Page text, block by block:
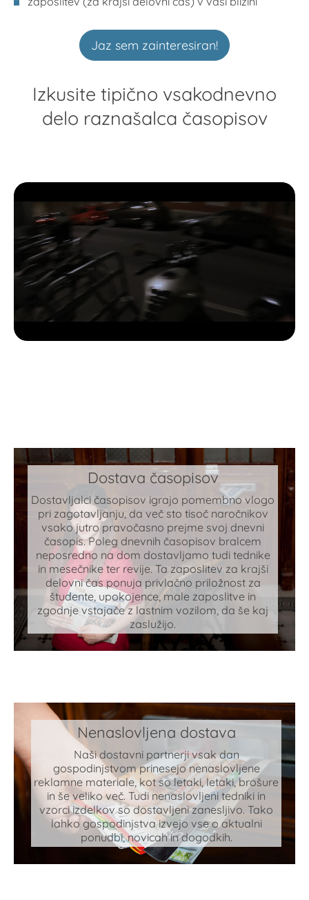
Jaz sem zainteresiran!
Izkusite tipično vsakodnevno
delo raznašalca časopisov
Dostava časopisov
Dostavljalci časopisov igrajo pomembno vlogo
pri zagotavljanju, da več sto tisoč naročnikov
vsako jutro pravočasno prejme svoj dnevni
časopis. Poleg dnevnih časopisov bralcem
neposredno na dom dostavljamo tudi tednike
in mesečnike ter revije. Ta zaposlitev za krajši
delovni čas ponuja privlačno priložnost za
študente, upokojence, male zaposlitve in
zgodnje vstajače z lastnim vozilom, da še kaj
zaslužijo.
Nenaslovljena dostava
Naši dostavni partnerji vsak dan
gospodinjstvom prinesejo nenaslovljene
reklamne materiale, kot so letaki, letaki, brošure
in še veliko več. Tudi nenaslovljeni tedniki in
vzorci izdelkov so dostavljeni zanesljivo. Tako
lahko gospodinjstva izvejo vse o aktualni
ponudbi, novicah in dogodkih.